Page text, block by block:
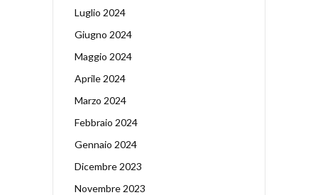
Luglio 2024
Giugno 2024
Maggio 2024
Aprile 2024
Marzo 2024
Febbraio 2024
Gennaio 2024
Dicembre 2023
Novembre 2023